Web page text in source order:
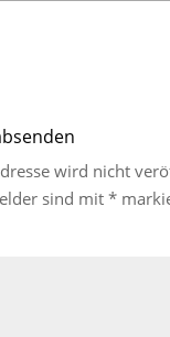
wird nicht
sind mit *